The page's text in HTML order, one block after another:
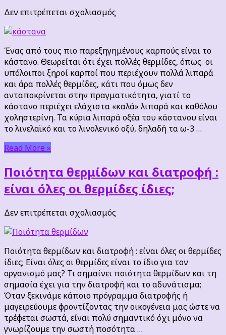
Δεν επιτρέπεται σχολιασμός
Ποιος
ξηρός
καρπός
έχει
τις
λιγότερες
θερμίδες
αλλά
και
βιταμίνη
C;
Τα
Ένας από τους πιο παρεξηγημένους καρπούς είναι το
κάστανο. Θεωρείται ότι έχει πολλές θερμίδες, όπως οι
υπόλοιποι ξηροί καρποί που περιέχουν πολλά λιπαρά
και άρα πολλές θερμίδες, κάτι που όμως δεν
ανταποκρίνεται στην πραγματικότητα, γιατί το
κάστανο περιέχει ελάχιστα «καλά» λιπαρά και καθόλου
χοληστερίνη. Τα κύρια λιπαρά οξέα του κάστανου είναι
το λινελαϊκό και το λινολενικό οξύ, δηλαδή τα ω-3 …
Read More »
Ποιότητα θερμίδων και διατροφή :
είναι όλες οι θερμίδες ίδιες;
Δεν επιτρέπεται σχολιασμός
και
διατροφή
:
είναι
όλες
οι
θερμίδες
ίδιες;
Ποιότητα θερμίδων και διατροφή : είναι όλες οι θερμίδες
ίδιες; Είναι όλες οι θερμίδες είναι το ίδιο για τον
οργανισμό μας? Τι σημαίνει ποιότητα θερμίδων και τη
σημασία έχει για την διατροφή και το αδυνάτισμα;
Όταν ξεκινάμε κάποιο πρόγραμμα διατροφής ή
μαγειρεύουμε φροντίζοντας την οικογένεια μας ώστε να
τρέφεται σωστά, είναι πολύ σημαντικό όχι μόνο να
γνωρίζουμε την σωστή ποσότητα …